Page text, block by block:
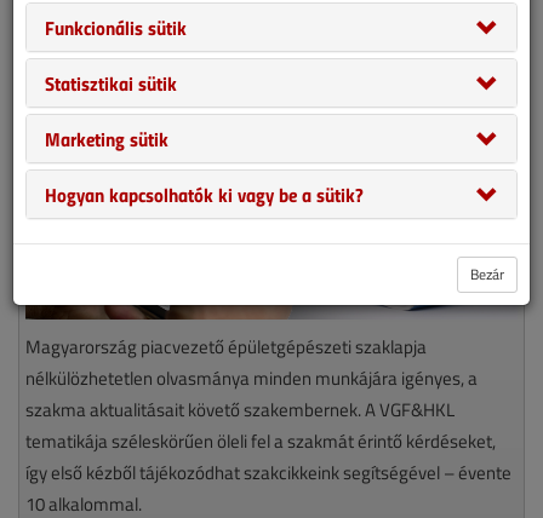
VGF&HKL előfizetés
Magyarország piacvezető épületgépészeti szaklapja
nélkülözhetetlen olvasmánya minden munkájára igényes, a
szakma aktualitásait követő szakembernek. A VGF&HKL
tematikája széleskörűen öleli fel a szakmát érintő kérdéseket,
így első kézből tájékozódhat szakcikkeink segítségével – évente
10 alkalommal.
Funkcionális sütik
Statisztikai sütik
Marketing sütik
Hogyan kapcsolhatók ki vagy be a sütik?
Bezár